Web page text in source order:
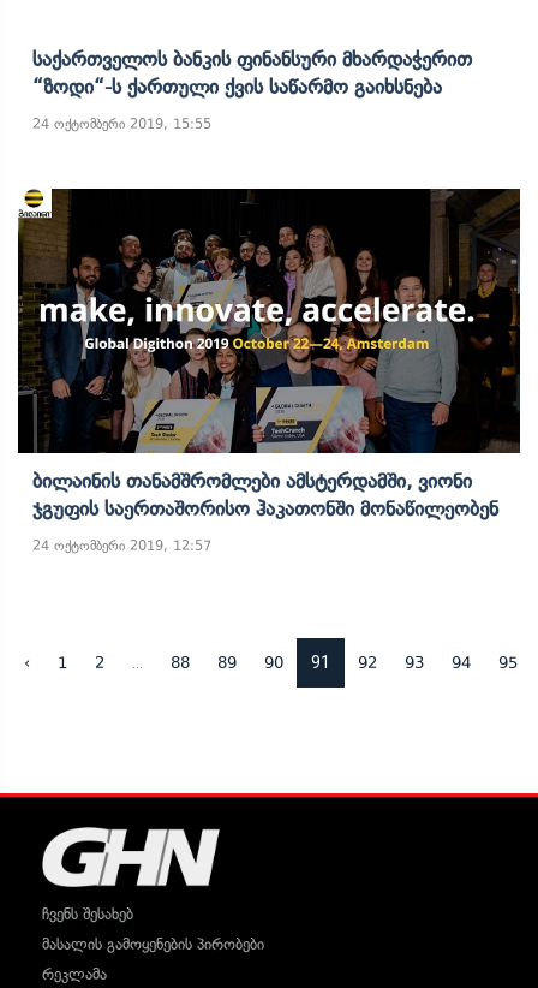
Საქართველოს Ბანკის Ფინანსური Მხარდაჭერით
“ზოდი“-Ს Ქართული Ქვის Საწარმო Გაიხსნება
24 ოქტომბერი 2019, 15:55
Ბილაინის Თანამშრომლები Ამსტერდამში, Ვიონი
Ჯგუფის Საერთაშორისო Ჰაკათონში Მონაწილეობენ
24 ოქტომბერი 2019, 12:57
‹ 1 2 88 89 90 91 92 93 94 95
ჩვენს შესახებ
მასალის გამოყენების პირობები
რეკლამა